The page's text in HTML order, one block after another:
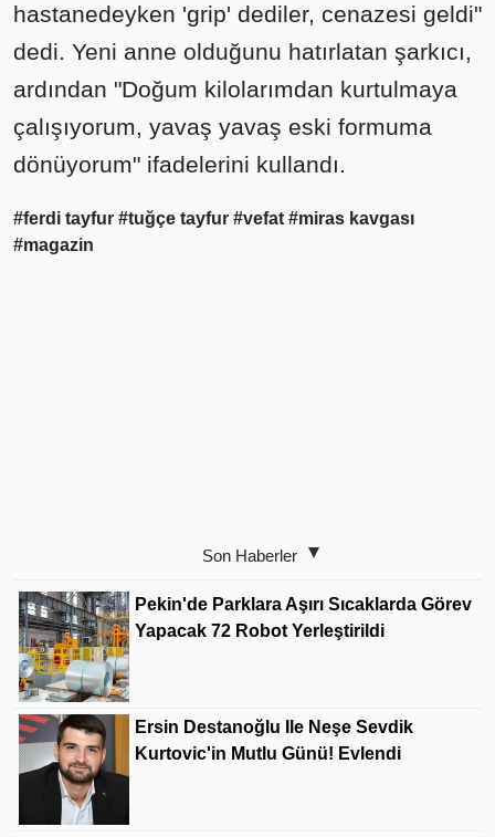
hastanedeyken 'grip' dediler, cenazesi geldi"
dedi. Yeni anne olduğunu hatırlatan şarkıcı,
ardından "Doğum kilolarımdan kurtulmaya
çalışıyorum, yavaş yavaş eski formuma
dönüyorum" ifadelerini kullandı.
#ferdi tayfur #tuğçe tayfur #vefat #miras kavgası
#magazin
Son Haberler
Pekin'de Parklara Aşırı Sıcaklarda Görev
Yapacak 72 Robot Yerleştirildi
Ersin Destanoğlu Ile Neşe Sevdik
Kurtovic'in Mutlu Günü! Evlendi